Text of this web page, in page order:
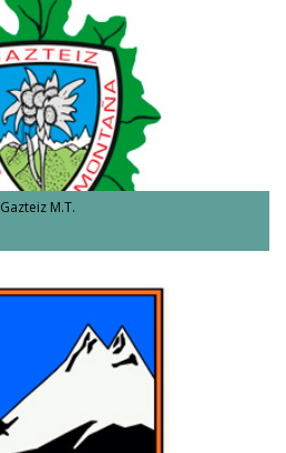
Gazteiz M.T.